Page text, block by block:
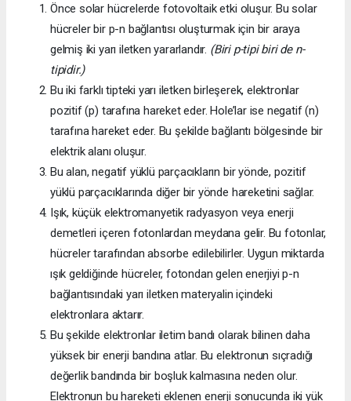
Önce solar hücrelerde fotovoltaik etki oluşur. Bu solar
hücreler bir p-n bağlantısı oluşturmak için bir araya
gelmiş iki yarı iletken yararlandır. (Biri p-tipi biri de n-
tipidir.)
Bu iki farklı tipteki yarı iletken birleşerek, elektronlar
pozitif (p) tarafına hareket eder. Hole’lar ise negatif (n)
tarafına hareket eder. Bu şekilde bağlantı bölgesinde bir
elektrik alanı oluşur.
Bu alan, negatif yüklü parçacıkların bir yönde, pozitif
yüklü parçacıklarında diğer bir yönde hareketini sağlar.
Işık, küçük elektromanyetik radyasyon veya enerji
demetleri içeren fotonlardan meydana gelir. Bu fotonlar,
hücreler tarafından absorbe edilebilirler. Uygun miktarda
ışık geldiğinde hücreler, fotondan gelen enerjiyi p-n
bağlantısındaki yarı iletken materyalin içindeki
elektronlara aktarır.
Bu şekilde elektronlar iletim bandı olarak bilinen daha
yüksek bir enerji bandına atlar. Bu elektronun sıçradığı
değerlik bandında bir boşluk kalmasına neden olur.
Elektronun bu hareketi eklenen enerji sonucunda iki yük